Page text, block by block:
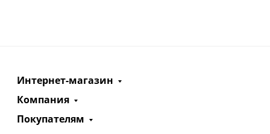
Интернет-магазин
Компания
Покупателям